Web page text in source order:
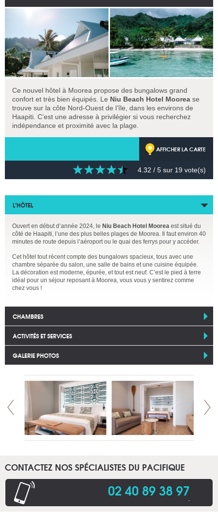
Ce nouvel hôtel à Moorea propose des bungalows grand
confort et très bien équipés. Le Niu Beach Hotel Moorea se
trouve sur la côte Nord-Ouest de l’île, dans les environs de
Haapiti. C’est une adresse à privilégier si vous recherchez
indépendance et proximité avec la plage.
AFFICHER LA CARTE
4.32 / 5 sur 19 vote(s)
L’HÔTEL
Ouvert en début d’année 2024, le Niu Beach Hotel Moorea est situé du
côté de Haapiti, l’une des plus belles plages de Moorea. Il faut environ 40
minutes de route depuis l’aéroport ou le quai des ferrys pour y accéder.
Cet hôtel tout récent compte des bungalows spacieux, tous avec une
chambre séparée du salon, une salle de bains et une cuisine équipée.
La décoration est moderne, épurée, et tout est neuf. C’est le pied à terre
idéal pour un séjour reposant à Moorea, vous vous y sentirez comme
chez vous !
CHAMBRES
ACTIVITÉS ET SERVICES
GALERIE PHOTOS
CONTACTEZ NOS SPÉCIALISTES DU PACIFIQUE
02 40 89 38 97.